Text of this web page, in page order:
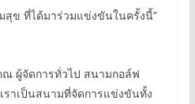
สุข ที่ได้มาร่วมแข่งขันในครั้งนี้”
ผู้จัดการทั่วไป สนามกอล์ฟ
ราเป็นสนามที่จัดการแข่งขันทั้ง